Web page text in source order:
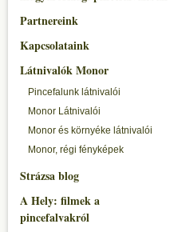
Partnereink
Kapcsolataink
Látnivalók Monor
Pincefalunk látnivalói
Monor Látnivalói
Monor és környéke látnivalói
Monor, régi fényképek
Strázsa blog
A Hely: filmek a
pincefalvakról